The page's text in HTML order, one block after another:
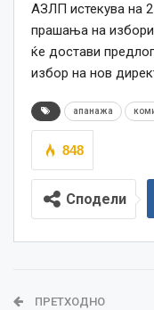
АЗЛП истекува на
прашања на
ќе достави
избор на нов
апанажа
848
Сподели
ПРЕТХОДНО